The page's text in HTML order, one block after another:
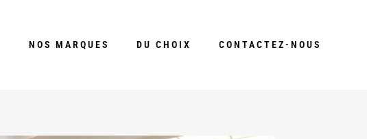
NOS MARQUES DU CHOIX CONTACTEZ-NOUS